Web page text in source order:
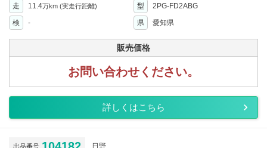
走 11.4万km (実走行距離) 型
2PG-FD2ABG
検
- 県 愛知県
販売価格
お問い合わせください。
詳しくはこちら
出品番号 日野